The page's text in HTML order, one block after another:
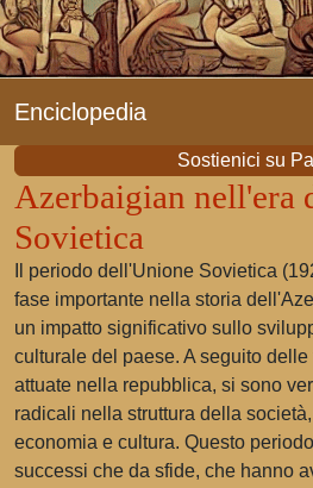
Enciclopedia
Sostienici su
Azerbaigian nell'era
Sovietica
Il periodo dell'Unione Sovietica
fase importante nella storia
un impatto significativo sullo
culturale del paese. A seguito
attuate nella repubblica, si sono
radicali nella struttura della
economia e cultura. Questo
successi che da sfide, che hanno